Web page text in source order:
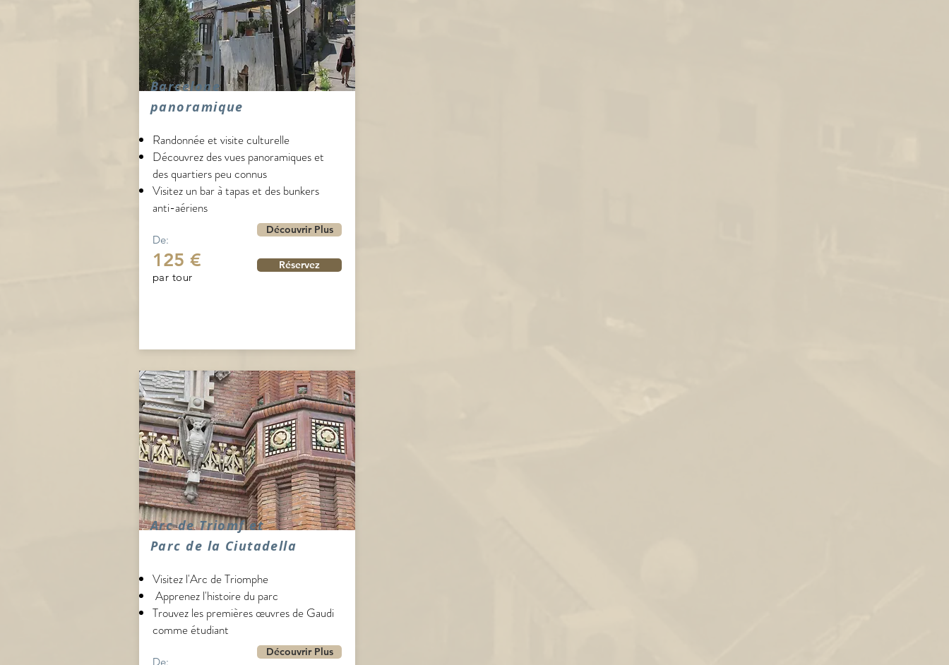
Barcelone
panoramique
Randonnée et visite culturelle
Découvrez des vues panoramiques et
des quartiers peu connus
Visitez un bar à tapas et des bunkers
anti-aériens
De:
125 €
par tour
Découvrir Plus
Réservez
Arc de Triomf et
Parc de la Ciutadella
Visitez l'Arc de Triomphe
Apprenez l'histoire du parc
Trouvez les premières œuvres de Gaudi
comme étudiant
De:
Découvrir Plus